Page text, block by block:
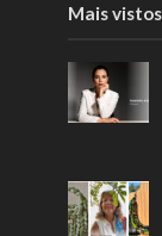
Mais vistos